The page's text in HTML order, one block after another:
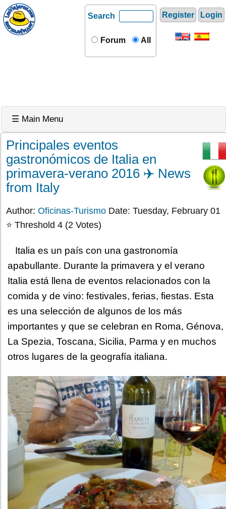
Register Login
Search
Forum All
☰ Main Menu
Principales eventos
gastronómicos de Italia en
primavera-verano 2016 ✈️ News
from Italy
Author: Oficinas-Turismo Date: Tuesday, February 01
⭐ Threshold 4 (2 Votes)
Italia es un país con una gastronomía
apabullante. Durante la primavera y el verano
Italia está llena de eventos relacionados con la
comida y de vino: festivales, ferias, fiestas. Esta
es una selección de algunos de los más
importantes y que se celebran en Roma, Génova,
La Spezia, Toscana, Sicilia, Parma y en muchos
otros lugares de la geografía italiana.